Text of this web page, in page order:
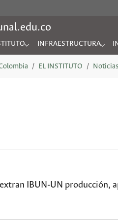
for "EL INSTITUTO"
INFRAESTRUCTURA
Submenu for
EL INSTITUTO Noticias
IBUN-UN producción,